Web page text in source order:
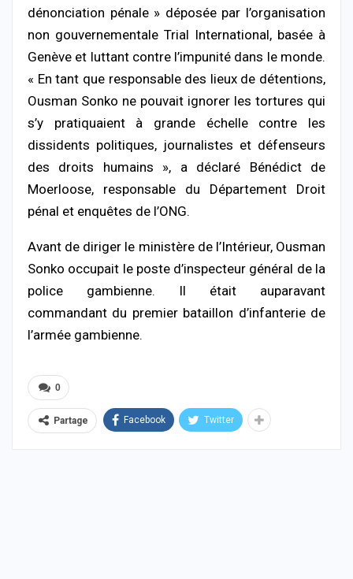
dénonciation pénale » déposée par l’organisation
non gouvernementale Trial International, basée à
Genève et luttant contre l’impunité dans le monde.
« En tant que responsable des lieux de détentions,
Ousman Sonko ne pouvait ignorer les tortures qui
s’y pratiquaient à grande échelle contre les
dissidents politiques, journalistes et défenseurs
des droits humains », a déclaré Bénédict de
Moerloose, responsable du Département Droit
pénal et enquêtes de l’ONG.
Avant de diriger le ministère de l’Intérieur, Ousman
Sonko occupait le poste d’inspecteur général de la
police gambienne. Il était auparavant
commandant du premier bataillon d’infanterie de
l’armée gambienne.
0
Partage Facebook Twitter